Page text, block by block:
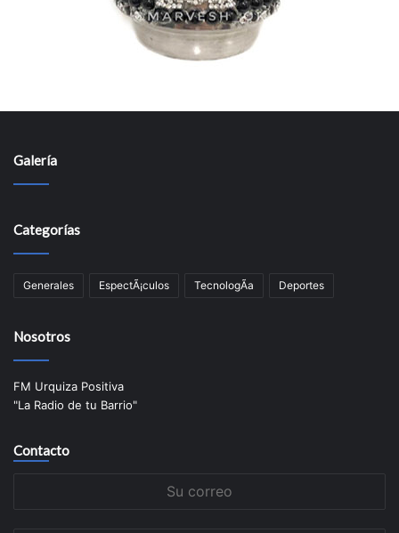
Galería
Categorías
Generales EspectÃ¡culos TecnologÃ­a Deportes
Nosotros
FM Urquiza Positiva
"La Radio de tu Barrio"
Contacto